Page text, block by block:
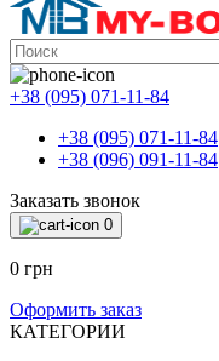
+38 (095) 071-11-84
+38 (095) 071-11-84
+38 (096) 091-11-84
Заказать звонок
0
0 грн
Оформить заказ
КАТЕГОРИИ